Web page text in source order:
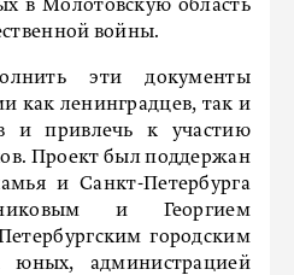
в Молотовскую область
войны.
эти документы
как ленинградцев, так и
и привлечь к участию
Проект был поддержан
и Санкт-Петербурга
и Георгием
городским
юных, администрацией